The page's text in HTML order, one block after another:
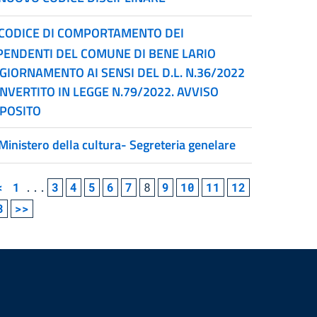
DI COMPORTAMENTO DEI
DEL COMUNE DI BENE LARIO
AI SENSI DEL D.L. N.36/2022
IN LEGGE N.79/2022. AVVISO
della cultura- Segreteria genelare
1 ... 3 4 5 6 7 8 9 10 11
12
>>